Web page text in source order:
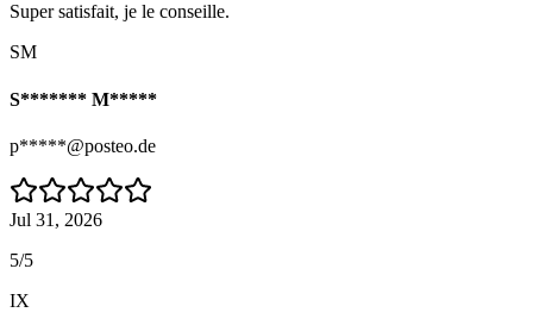
Super satisfait, je le conseille.
SM
S******* M*****
p*****@posteo.de
Jul 31, 2026
5/5
IX